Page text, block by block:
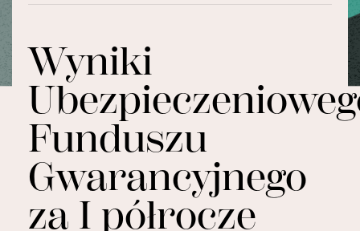
Wyniki
Funduszu
Gwarancyjnego
za I półrocze